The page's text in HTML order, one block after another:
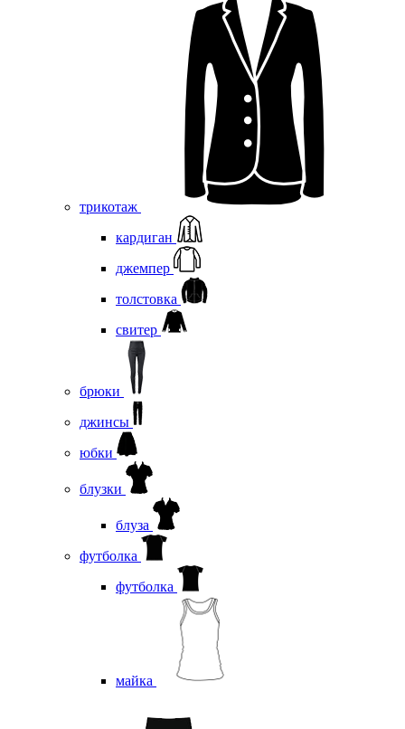
трикотаж
кардиган
джемпер
толстовка
свитер
брюки
джинсы
юбки
блузки
блуза
футболка
футболка
майка